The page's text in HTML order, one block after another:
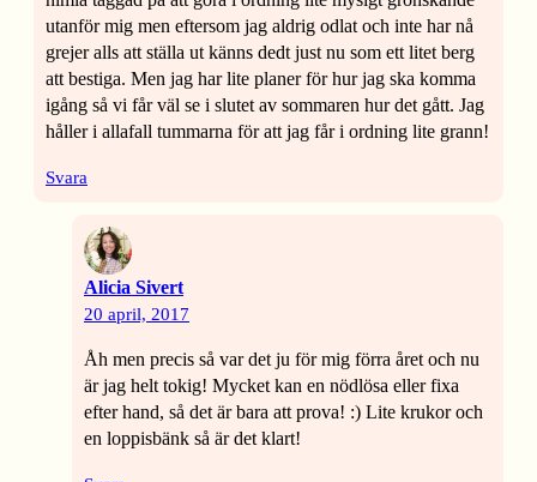
utanför mig men eftersom jag aldrig odlat och inte har nå
grejer alls att ställa ut känns dedt just nu som ett litet berg
att bestiga. Men jag har lite planer för hur jag ska komma
igång så vi får väl se i slutet av sommaren hur det gått. Jag
håller i allafall tummarna för att jag får i ordning lite grann!
Svara
Alicia Sivert
20 april, 2017
Åh men precis så var det ju för mig förra året och nu
är jag helt tokig! Mycket kan en nödlösa eller fixa
efter hand, så det är bara att prova! :) Lite krukor och
en loppisbänk så är det klart!